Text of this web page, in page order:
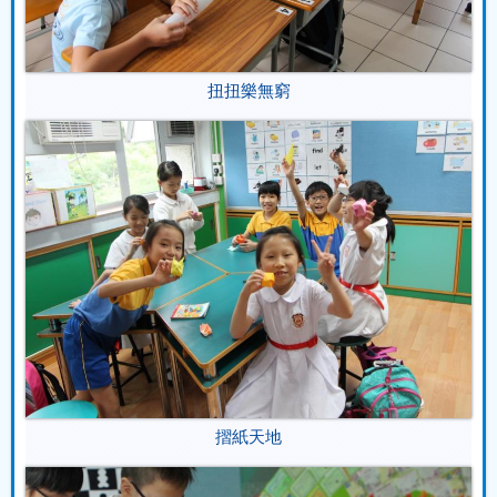
扭扭樂無窮
摺紙天地